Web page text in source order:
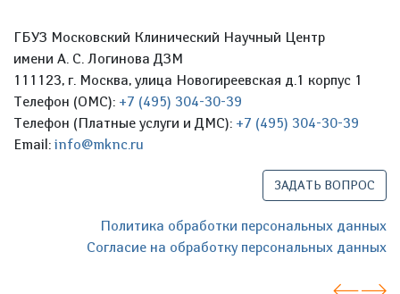
ГБУЗ Московский Клинический Научный Центр
имени А. С. Логинова ДЗМ
111123, г. Москва, улица Новогиреевская д.1 корпус 1
Телефон (ОМС): +7 (495) 304-30-39
Телефон (Платные услуги и ДМС): +7 (495) 304-30-39
Email: info@mknc.ru
ЗАДАТЬ ВОПРОС
Политика обработки персональных данных
Согласие на обработку персональных данных